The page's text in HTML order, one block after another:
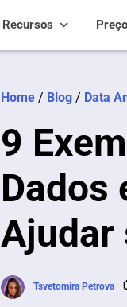
Recursos
Home / Blog / Data
9
Dados
Ajudar
Tsvetomira Petrova